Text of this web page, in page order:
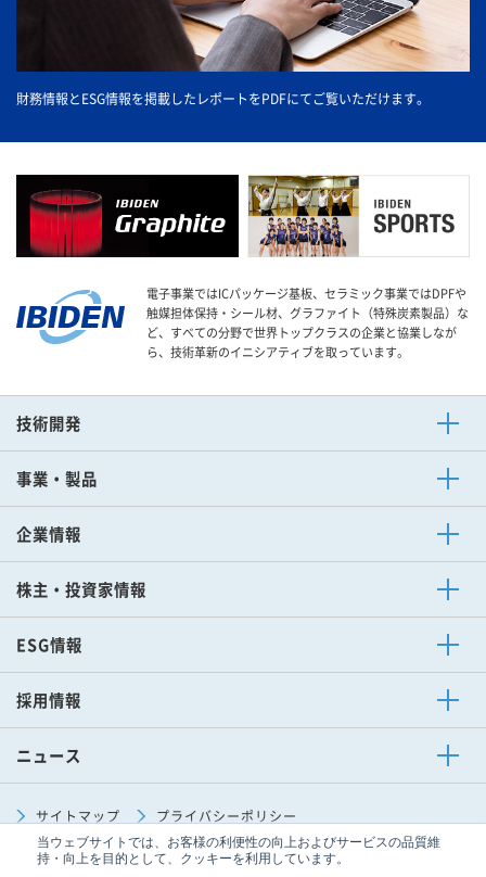
当ウェブサイトでは、お客様の利便性の向上およびサービスの品質維
持・向上を目的として、クッキーを利用しています。
財務情報とESG情報を掲載したレポートをPDFにてご覧いただけます。
電子事業ではICパッケージ基板、セラミック事業ではDPFや
触媒担体保持・シール材、グラファイト（特殊炭素製品）な
ど、すべての分野で世界トップクラスの企業と協業しなが
ら、技術革新のイニシアティブを取っています。
技術開発
技術開発ニュース
事業・製品
電子事業
その他事業
企業情報
ご挨拶
企業理念
購買方針
スポーツ活動
株主・投資家情報
トップメッセージ
IRカレンダー
株主の皆さまへ
ディスクロージャーポリシー
ESG情報
トップメッセージ
環境（E）
ガバナンス（G）
ESG情報の編集方針
採用情報
ニュース
サイトマップ
プライバシーポリシー
ソーシャルメディアポリシー サイトのご利用条件